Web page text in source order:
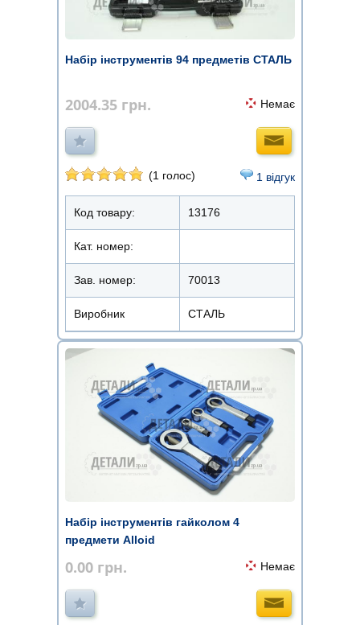
Набір інструментів 94 предметів СТАЛЬ
2004.35 грн. Немає
(1 голос) 1 відгук
Код товару: 13176
Кат. номер:
Зав. номер: 70013
Виробник СТАЛЬ
Набір інструментів гайколом 4
предмети Alloid
0.00 грн. Немає